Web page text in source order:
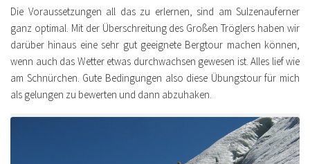
Die Voraussetzungen all das zu erlernen, sind am Sulzenauferner
ganz optimal. Mit der Überschreitung des Großen Tröglers haben wir
darüber hinaus eine sehr gut geeignete Bergtour machen können,
wenn auch das Wetter etwas durchwachsen gewesen ist. Alles lief wie
am Schnürchen. Gute Bedingungen also diese Übungstour für mich
als gelungen zu bewerten und dann abzuhaken.